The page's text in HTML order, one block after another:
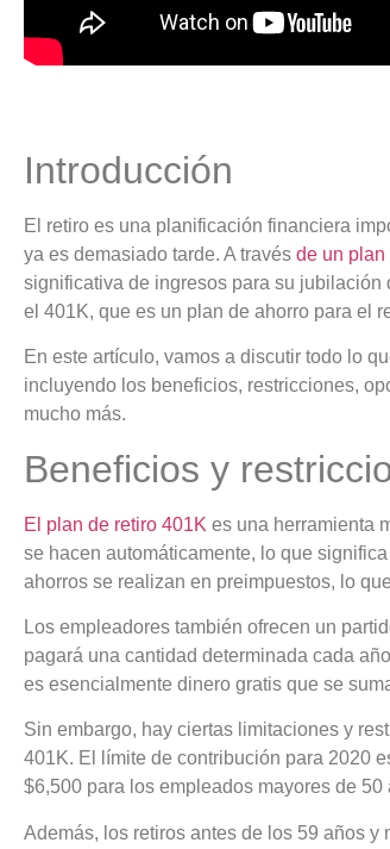
Introducción
El retiro es una planificación financiera
ya es demasiado tarde. A través de un plan
significativa de ingresos para su
el 401K, que es un plan de ahorro para el
En este artículo, vamos a discutir todo lo
incluyendo los beneficios, restricciones,
mucho más.
Beneficios y
El plan de retiro 401K es una herramienta
se hacen automáticamente, lo que
ahorros se realizan en preimpuestos, lo
Los empleadores también ofrecen un
pagará una cantidad determinada cada
es esencialmente dinero gratis que se
Sin embargo, hay ciertas limitaciones y
401K. El límite de contribución para 2020
$6,500 para los empleados mayores de 50
Además, los retiros antes de los 59 años